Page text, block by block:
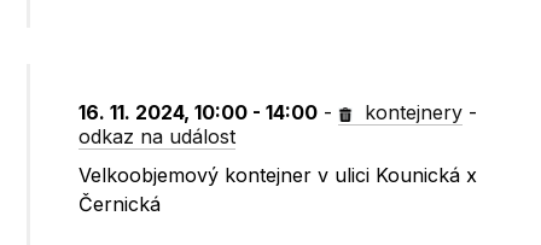
16. 11. 2024, 10:00 - 14:00 - kontejnery -
odkaz na událost
Velkoobjemový kontejner v ulici Kounická x
Černická